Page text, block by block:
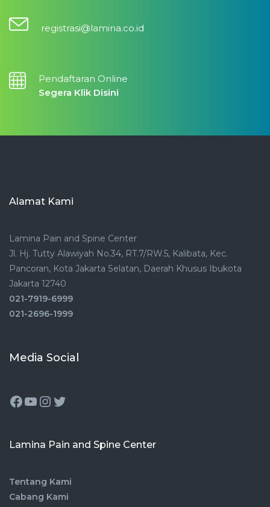
registrasi@lamina.co.id
Pendaftaran Online
Segera Klik Disini
Alamat Kami
Lamina Pain and Spine Center
Jl. Hj. Tutty Alawiyah No.34, RT.7/RW.5, Kalibata, Kec.
Pancoran, Kota Jakarta Selatan, Daerah Khusus Ibukota
Jakarta 12740
021-7919-6999
021-2696-1999
Media Social
Lamina Pain and Spine Center
Tentang Kami
Cabang Kami